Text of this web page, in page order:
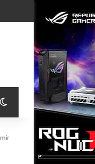
lateral
Switch skin